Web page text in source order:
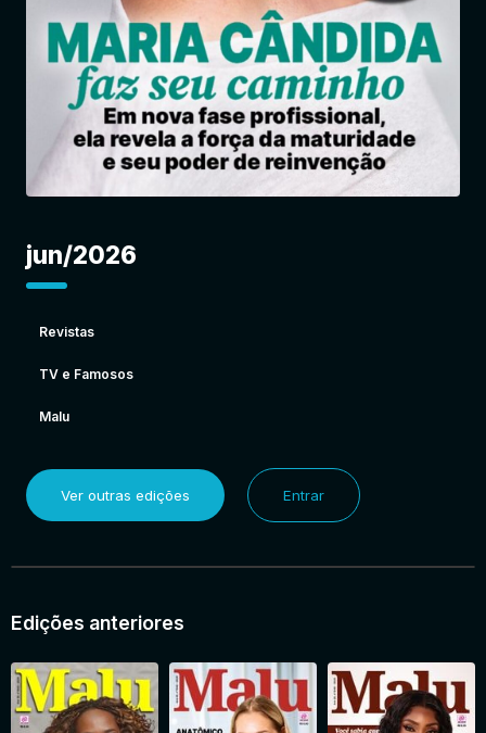
jun/2026
Revistas
TV e Famosos
Malu
Ver outras edições Entrar
Edições anteriores